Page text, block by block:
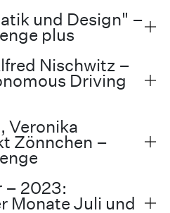
und Design" –
plus
Nischwitz –
Driving
Veronika
Zönnchen –
– 2023:
Monate Juli und